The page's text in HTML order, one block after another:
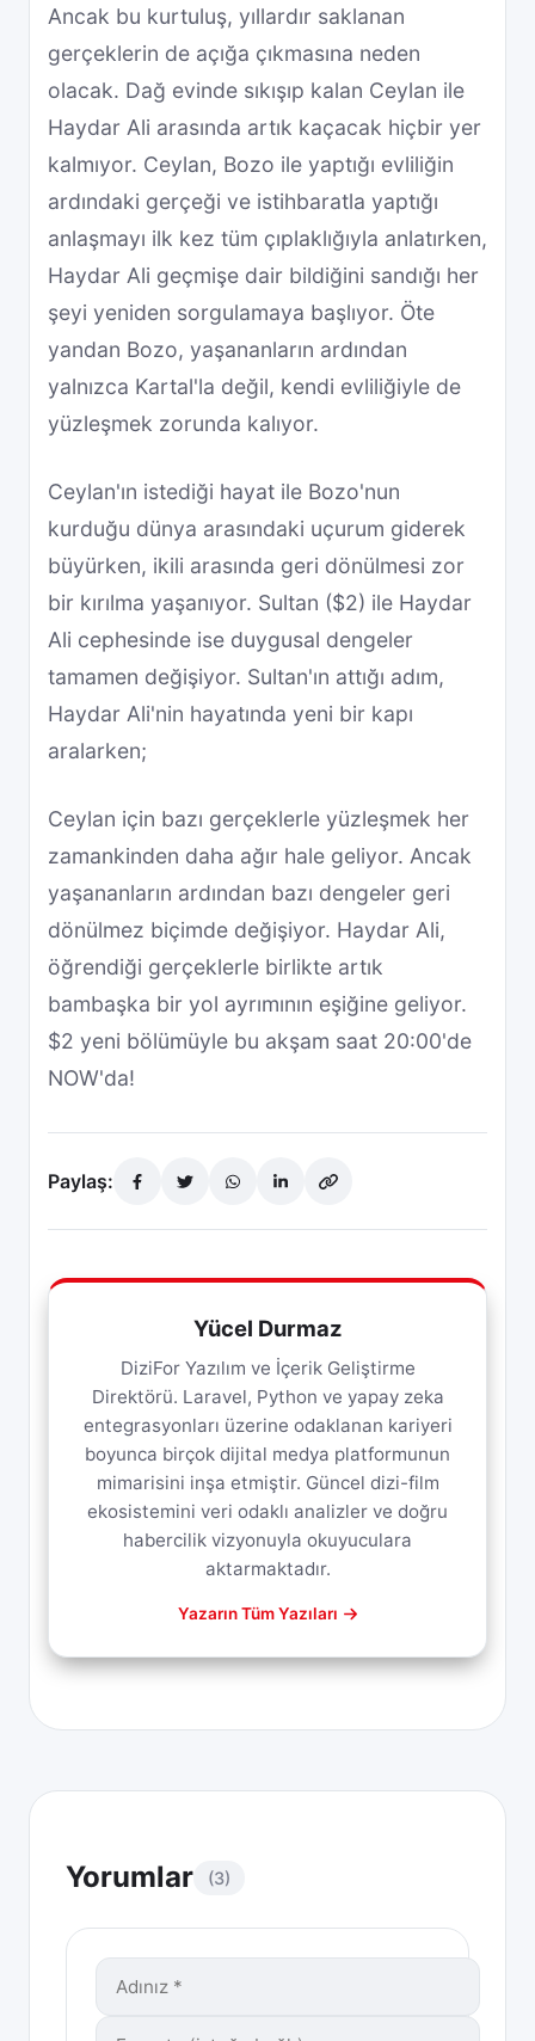
Ancak bu kurtuluş, yıllardır saklanan
gerçeklerin de açığa çıkmasına neden
olacak. Dağ evinde sıkışıp kalan Ceylan ile
Haydar Ali arasında artık kaçacak hiçbir yer
kalmıyor. Ceylan, Bozo ile yaptığı evliliğin
ardındaki gerçeği ve istihbaratla yaptığı
anlaşmayı ilk kez tüm çıplaklığıyla anlatırken,
Haydar Ali geçmişe dair bildiğini sandığı her
şeyi yeniden sorgulamaya başlıyor. Öte
yandan Bozo, yaşananların ardından
yalnızca Kartal'la değil, kendi evliliğiyle de
yüzleşmek zorunda kalıyor.
Ceylan'ın istediği hayat ile Bozo'nun
kurduğu dünya arasındaki uçurum giderek
büyürken, ikili arasında geri dönülmesi zor
bir kırılma yaşanıyor. Sultan ($2) ile Haydar
Ali cephesinde ise duygusal dengeler
tamamen değişiyor. Sultan'ın attığı adım,
Haydar Ali'nin hayatında yeni bir kapı
aralarken;
Ceylan için bazı gerçeklerle yüzleşmek her
zamankinden daha ağır hale geliyor. Ancak
yaşananların ardından bazı dengeler geri
dönülmez biçimde değişiyor. Haydar Ali,
öğrendiği gerçeklerle birlikte artık
bambaşka bir yol ayrımının eşiğine geliyor.
$2 yeni bölümüyle bu akşam saat 20:00'de
NOW'da!
Paylaş:
Yücel Durmaz
DiziFor Yazılım ve İçerik Geliştirme
Direktörü. Laravel, Python ve yapay zeka
entegrasyonları üzerine odaklanan kariyeri
boyunca birçok dijital medya platformunun
mimarisini inşa etmiştir. Güncel dizi-film
ekosistemini veri odaklı analizler ve doğru
habercilik vizyonuyla okuyuculara
aktarmaktadır.
Yazarın Tüm Yazıları
Yorumlar (3)